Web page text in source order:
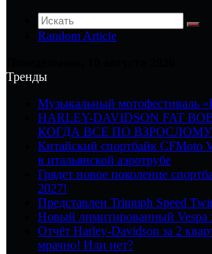
Random Article
Тренды
Музыкальный мотофестиваль
HARLEY-DAVIDSON FAT
КОГДА ВСЕ ПО ВЗРОСЛОМУ! |
Китайский спортбайк CFMoto
в итальянской аэротрубе
Грядет новое поколение
2027!
Представлен Triumph Speed
Новый лимитированный Vespa
Отчёт Harley-Davidson за 2
мрачно! Или нет?